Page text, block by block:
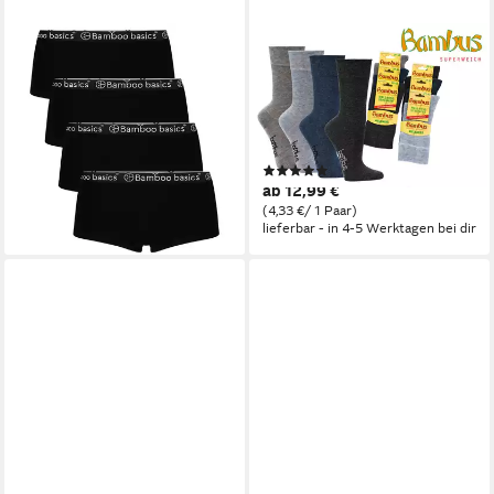
BAMBOO BASICS
Panty Damen Panty 4er Pack
Viskose IRIS (Packung, 4er
Pack)
44,45 €
lieferbar - in 2-3 Werktagen bei dir
SOCKS 4 FUN
Socken Bambus Viskose
Socken (3 Paar) extra-
breiterPiqué-Komfortbund
Spitze und Ferse verstärkt
(1)
ab 12,99 €
(4,33 €/ 1 Paar)
lieferbar - in 4-5 Werktagen bei dir